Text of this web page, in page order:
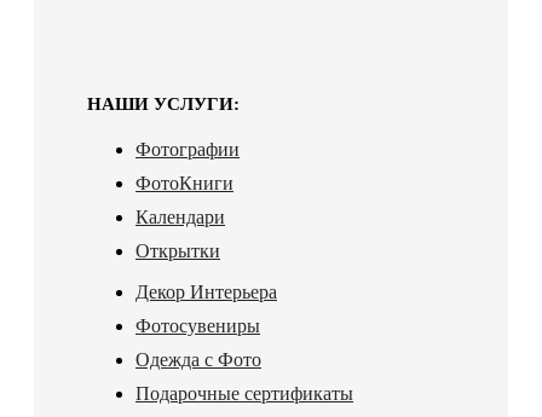
НАШИ УСЛУГИ:
Фотографии
ФотоКниги
Календари
Открытки
Декор Интерьера
Фотосувениры
Одежда с Фото
Подарочные сертификаты